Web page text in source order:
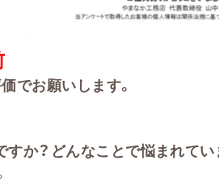
でお願いします。
か？どんなことで悩まれてい